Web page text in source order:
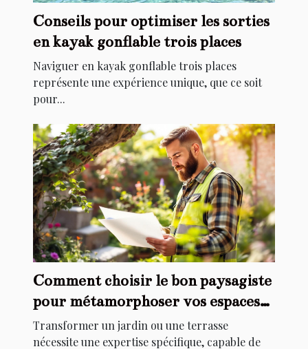
Conseils pour optimiser les sorties
en kayak gonflable trois places
Naviguer en kayak gonflable trois places
représente une expérience unique, que ce soit
pour...
Comment choisir le bon paysagiste
pour métamorphoser vos espaces
extérieurs ?
Transformer un jardin ou une terrasse
nécessite une expertise spécifique, capable de